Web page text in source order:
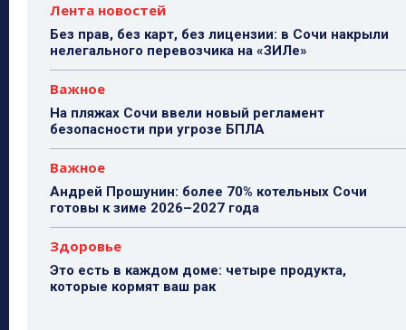
Лента новостей
Без прав, без карт, без лицензии: в Сочи накрыли
нелегального перевозчика на «ЗИЛе»
Важное
На пляжах Сочи ввели новый регламент
безопасности при угрозе БПЛА
Важное
Андрей Прошунин: более 70% котельных Сочи
готовы к зиме 2026–2027 года
Здоровье
Это есть в каждом доме: четыре продукта,
которые кормят ваш рак